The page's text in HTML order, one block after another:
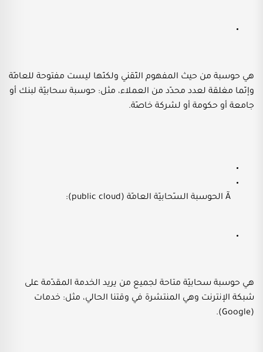
هي حوسبة من حيث المفهوم التّقني ولكنّها ليست مفتوحة للعامّة
وإنّما مغلقة لعدد محدّد من العملاء، مثل: حوسبة سحابيّة لبنك أو
جامعة أو حكومة أو لشركة خاصّة.
Ã الحوسبة السّحابيّة العامّة (public cloud):
هي حوسبة سحابيّة متاحة لجميع من يريد الخدمة المقدّمة على
شبكة الإنترنت وهي المنتشرة في وقتنا الحالي، مثل: خدمات
(Google).